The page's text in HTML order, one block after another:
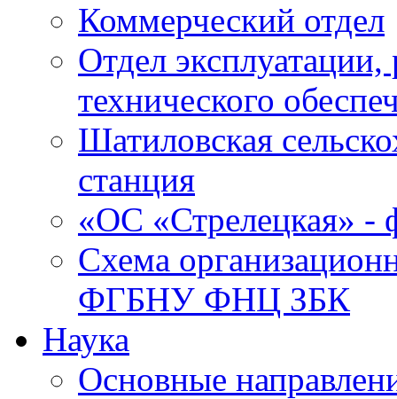
Коммерческий отдел
Отдел
технического
Шатиловская
станция
«ОС «Стрелецкая»
Схема
ФГБНУ ФНЦ ЗБК
Наука
Основные